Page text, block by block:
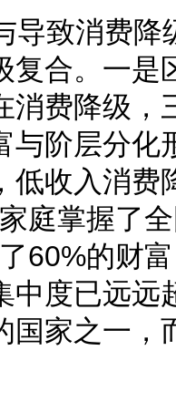
导致消费降
复合。一是
消费降级，
与阶层分化
低收入消费
庭掌握了
60%的财
中度已远远
国家之一，